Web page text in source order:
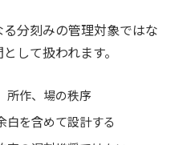
分刻みの管理対象ではな
して扱われます。
所作、場の秩序
白を含めて設計する